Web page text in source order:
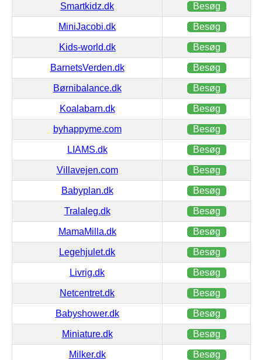
Smartkidz.dk Besøg
MiniJacobi.dk Besøg
Kids-world.dk Besøg
BarnetsVerden.dk Besøg
Børnibalance.dk Besøg
Koalabarn.dk Besøg
byhappyme.com Besøg
LIAMS.dk Besøg
Villavejen.com Besøg
Babyplan.dk Besøg
Tralaleg.dk Besøg
MamaMilla.dk Besøg
Legehjulet.dk Besøg
Livrig.dk Besøg
Netcentret.dk Besøg
Babyshower.dk Besøg
Miniature.dk Besøg
Milker.dk Besøg